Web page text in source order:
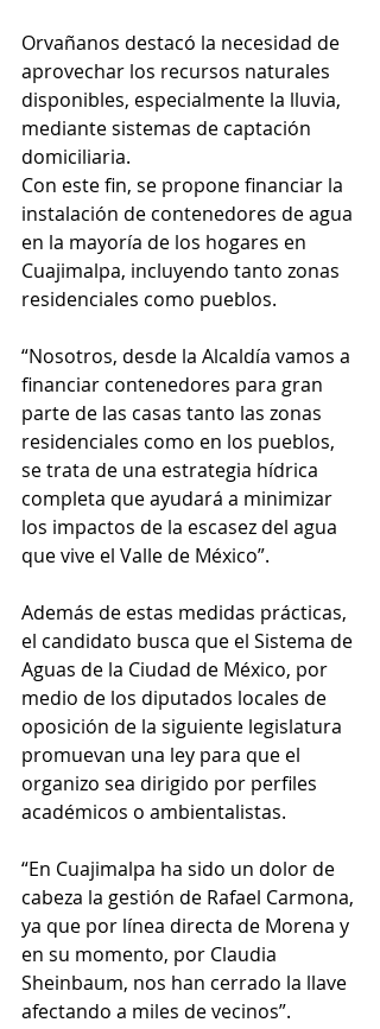
Orvañanos destacó la necesidad de
aprovechar los recursos naturales
disponibles, especialmente la lluvia,
mediante sistemas de captación
domiciliaria.
Con este fin, se propone financiar la
instalación de contenedores de agua
en la mayoría de los hogares en
Cuajimalpa, incluyendo tanto zonas
residenciales como pueblos.
“Nosotros, desde la Alcaldía vamos a
financiar contenedores para gran
parte de las casas tanto las zonas
residenciales como en los pueblos,
se trata de una estrategia hídrica
completa que ayudará a minimizar
los impactos de la escasez del agua
que vive el Valle de México”.
Además de estas medidas prácticas,
el candidato busca que el Sistema de
Aguas de la Ciudad de México, por
medio de los diputados locales de
oposición de la siguiente legislatura
promuevan una ley para que el
organizo sea dirigido por perfiles
académicos o ambientalistas.
“En Cuajimalpa ha sido un dolor de
cabeza la gestión de Rafael Carmona,
ya que por línea directa de Morena y
en su momento, por Claudia
Sheinbaum, nos han cerrado la llave
afectando a miles de vecinos”.